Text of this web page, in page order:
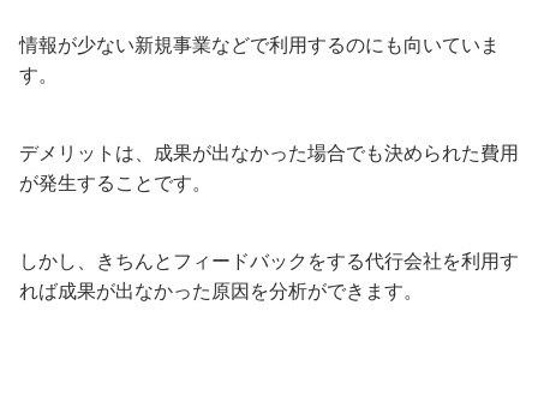
情報が少ない新規事業などで利用するのにも向いていま
す。
デメリットは、成果が出なかった場合でも決められた費用
が発生することです。
しかし、きちんとフィードバックをする代行会社を利用す
れば成果が出なかった原因を分析ができます。